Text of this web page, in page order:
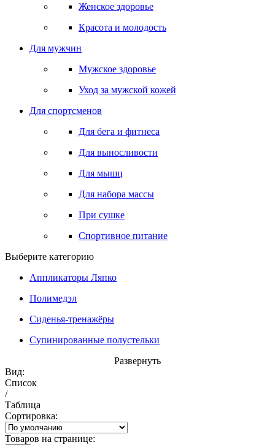
Женское здоровье
Красота и молодость
Для мужчин
Мужское здоровье
Уход за мужской кожей
Для спортсменов
Для бега и фитнеса
Для выносливости
Для мышц
Для набора массы
При сушке
Спортивное питание
Выберите категорию
Аппликаторы Ляпко
Полимедэл
Сиденья-тренажёры
Супинированные полустельки
Развернуть
Вид:
Список
/
Таблица
Сортировка:
Товаров на странице: